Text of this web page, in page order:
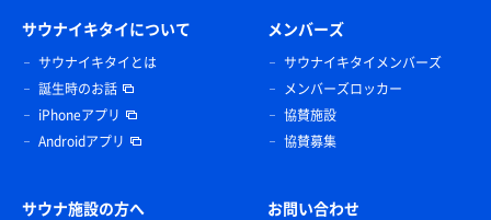
サウナイキタイについて
サウナイキタイとは
誕生時のお話
iPhoneアプリ
Androidアプリ
メンバーズ
サウナイキタイメンバーズ
メンバーズロッカー
協賛施設
協賛募集
サウナ施設の方へ お問い合わせ